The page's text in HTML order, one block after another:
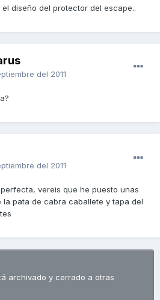
diseño del protector del escape..
del 2011
del 2011
vereis que he puesto unas
pata de cabra caballete y tapa del
archivado y cerrado a otras